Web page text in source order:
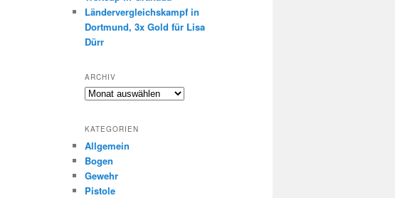
Ländervergleichskampf in
Dortmund, 3x Gold für Lisa
Dürr
ARCHIV
Archiv
KATEGORIEN
Allgemein
Bogen
Gewehr
Pistole